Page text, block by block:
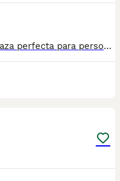
Los Bichones Malteses son una raza perfecta para personas mayores, son muy tranquilos y cariñosos. No dejan pelos por lo que también son perfectos para personas con alergia a los perros y quiera un peludo. Se entregan a los 2️⃣ meses de edad con: 2️⃣ Vacunas 🪪 Microchip ✈️ Pasaporte Veterinario Oficial 2️⃣ Desparasitaciones En el contrato de compraventa se especifican las garantías sanitarias 📑🏥. En Centro Canino Cauca nuestra prioridad es la cría responsable para una salud excelente tanto para las madres como para los cachorros, más de 20 años de experiencia nos avalan con clientes satisfechos por toda España 🇪🇸. Nuestra página web: https://centrocauca.es/ ¡CONTÁCTANOS! 🫵🐶. 638009917 📞.